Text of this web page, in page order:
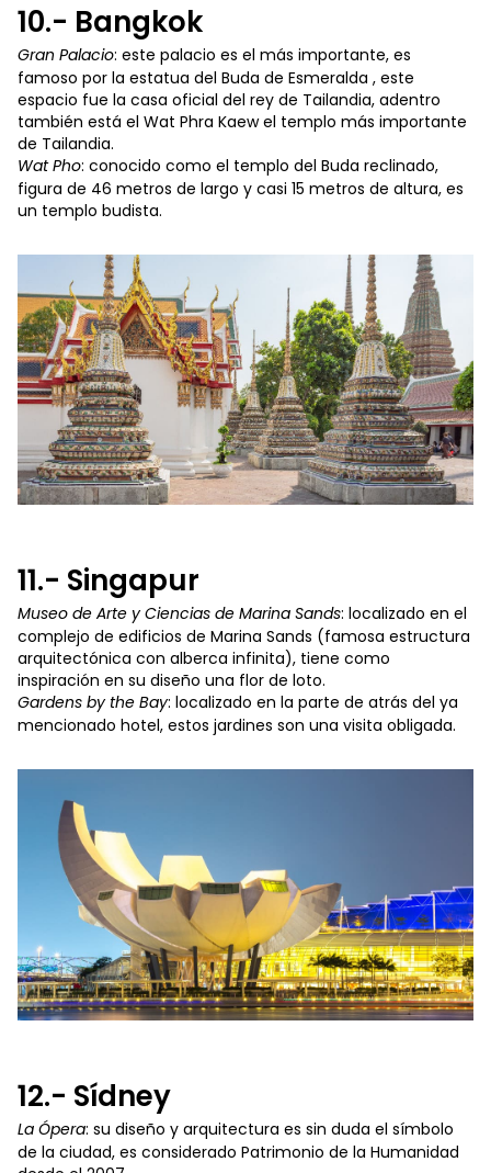
10.- Bangkok
Gran Palacio: este palacio es el más importante, es
famoso por la estatua del Buda de Esmeralda , este
espacio fue la casa oficial del rey de Tailandia, adentro
también está el Wat Phra Kaew el templo más importante
de Tailandia.
Wat Pho: conocido como el templo del Buda reclinado,
figura de 46 metros de largo y casi 15 metros de altura, es
un templo budista.
11.- Singapur
Museo de Arte y Ciencias de Marina Sands: localizado en el
complejo de edificios de Marina Sands (famosa estructura
arquitectónica con alberca infinita), tiene como
inspiración en su diseño una flor de loto.
Gardens by the Bay: localizado en la parte de atrás del ya
mencionado hotel, estos jardines son una visita obligada.
12.- Sídney
La Ópera: su diseño y arquitectura es sin duda el símbolo
de la ciudad, es considerado Patrimonio de la Humanidad